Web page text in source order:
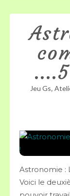
Jeu Gs,
Astronomie :
Voici le